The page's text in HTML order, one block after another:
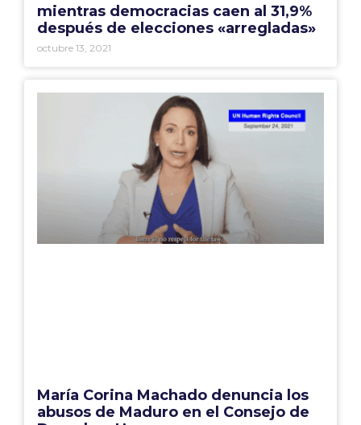
mientras democracias caen al 31,9%
después de elecciones «arregladas»
octubre 13, 2021
María Corina Machado denuncia los
abusos de Maduro en el Consejo de